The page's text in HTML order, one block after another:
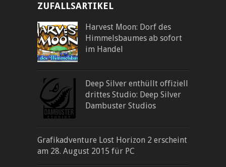
ZUFALLSARTIKEL
Harvest Moon: Dorf des
Himmelsbaumes ab sofort
im Handel
Deep Silver enthüllt offiziell
drittes Studio: Deep Silver
Dambuster Studios
Grafikadventure Lost Horizon 2 erscheint
am 28. August 2015 für PC